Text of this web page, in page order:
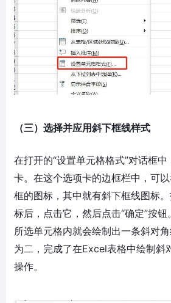
（三）选择并应用斜下框线样式
在打开的“设置单元格格式”对话框
卡。在这个选项卡的边框栏中，可
框的图标，其中就有斜下框线图标
标后，点击它，然后点击“确定”按钮
所选单元格内就会绘制出一条斜对
为二，完成了在Excel表格中绘制斜
操作。